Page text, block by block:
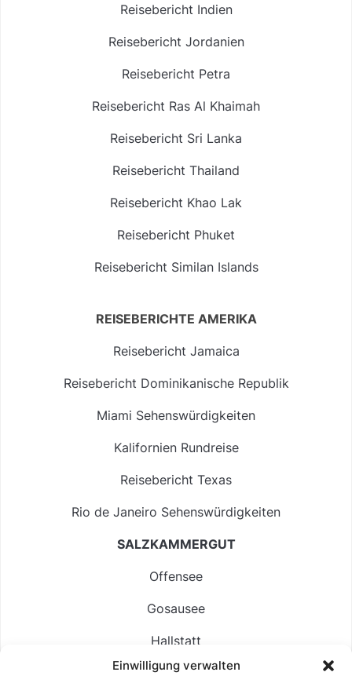
Einwilligung verwalten
Reisebericht Indien
Reisebericht Jordanien
Reisebericht Petra
Reisebericht Ras Al Khaimah
Reisebericht Sri Lanka
Reisebericht Thailand
Reisebericht Khao Lak
Reisebericht Phuket
Reisebericht Similan Islands
REISEBERICHTE AMERIKA
Reisebericht Jamaica
Reisebericht Dominikanische Republik
Miami Sehenswürdigkeiten
Kalifornien Rundreise
Reisebericht Texas
Rio de Janeiro Sehenswürdigkeiten
SALZKAMMERGUT
Offensee
Gosausee
Hallstatt
Langbathsee